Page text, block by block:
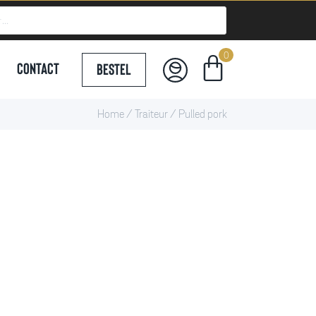
Contact Bestel
Home/ Traiteur/ Pulled pork